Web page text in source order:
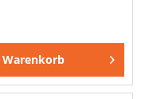
Warenkorb